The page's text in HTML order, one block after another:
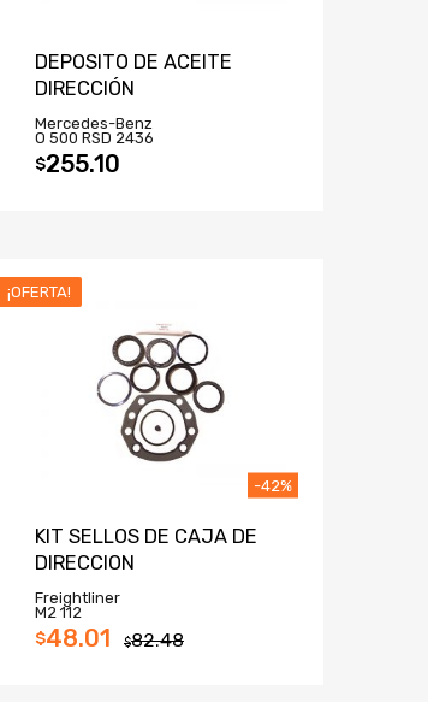
DEPOSITO DE ACEITE
DIRECCIÓN
Mercedes-Benz
O 500 RSD 2436
$255.10
¡OFERTA!
KIT SELLOS DE CAJA DE
DIRECCION
Freightliner
M2 112
$82.48
$48.01
-42%